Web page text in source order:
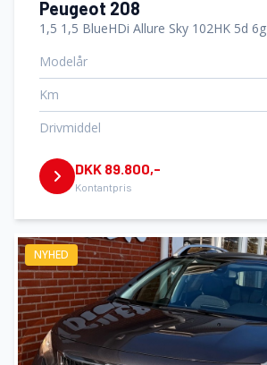
Peugeot 208
1,5 1,5 BlueHDi Allure Sky 102HK 5d 6g
Modelår
Km
Drivmiddel
DKK 89.800,-
Kontantpris
NYHED